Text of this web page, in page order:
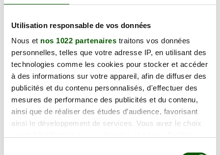
Utilisation responsable de vos données
Nous et nos 1022 partenaires traitons vos données
personnelles, telles que votre adresse IP, en utilisant des
technologies comme les cookies pour stocker et accéder
à des informations sur votre appareil, afin de diffuser des
publicités et du contenu personnalisés, d'effectuer des
mesures de performance des publicités et du contenu,
ainsi que de réaliser des études d’audience, favorisant
ainsi le développement de services. Vous avez le choix
Jeudi 27 Août 2026
132.00€
protection des données et lesconditions générales
pris connaissance.
Réserver maintenant